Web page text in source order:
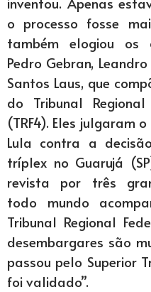
o processo fosse
também elogiou os
Pedro Gebran,
Santos Laus, que
do Tribunal
(TRF4). Eles julgaram
Lula contra a
tríplex no Guarujá
revista por três
todo mundo
Tribunal Regional
desembargares são
passou pelo Superior
foi validado”.